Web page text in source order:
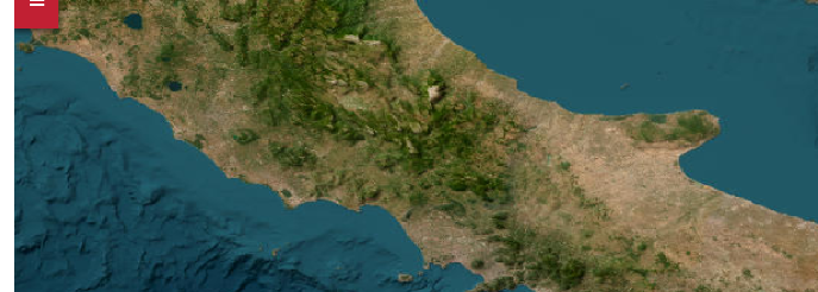
DELLA FRAGILITA&#39; DEI CORPI - Spettacolo